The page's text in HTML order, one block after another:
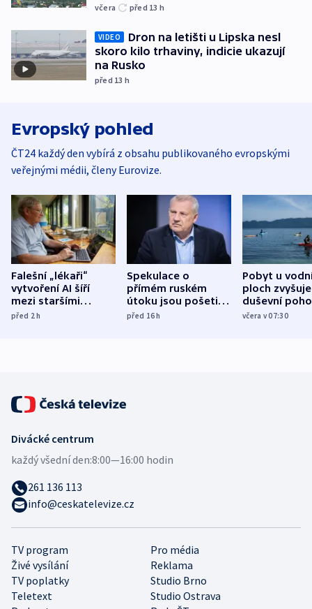
včera před 13 h
VIDEO
Dron na letišti u Lipska nesl
skoro kilo trhaviny, indicie ukazují
na Rusko
před 13 h
Evropský pohled
ČT24 každý den vybírá z obsahu publikovaného evropskými
veřejnými médii, členy Eurovize.
Falešní „lékaři“
vytvoření AI šíří
mezi staršími
Poláky nebezpečné
před 2h
Spekulace o
přímém ruském
útoku jsou pošetilé,
míní estonský
před 16h
Pobyt u
ploch zvyšuje
duševní
ukázala
včera v 07:30
TV program
Pro média
Živé vysílání
Reklama
TV poplatky
Studio Brno
Teletext
Studio Ostrava
Divácké centrum
každý všední den:8:00—16:00 hodin
261 136 113
info@ceskatelevize.cz